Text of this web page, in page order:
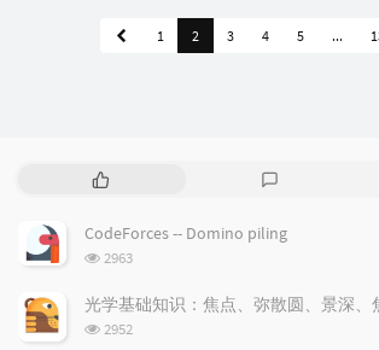
1 2 3 4 5 ...
P
p
u
a
r
e
t
CodeForces -- Domino piling
浏
次
数:
2963
光学基础知识：焦点、弥散圆、景深、
浏
2952